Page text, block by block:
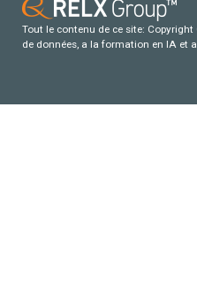
Tout le contenu de ce site:
de données, a la formation en IA et